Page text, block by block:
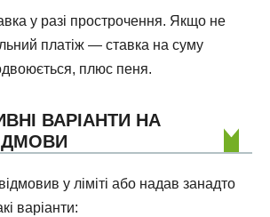
у разі прострочення. Якщо не
платіж — ставка на суму
плюс пеня.
ВАРІАНТИ НА
у ліміті або надав занадто
варіанти: